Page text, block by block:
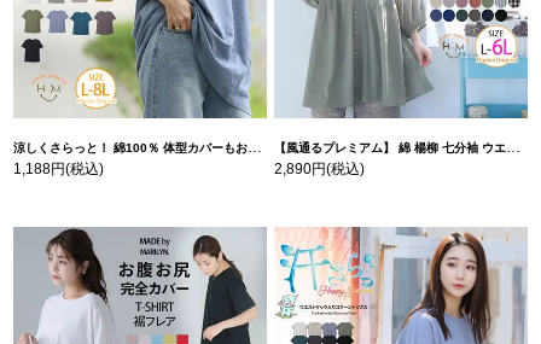
涼しくさらっと！ 綿100％ 体型カバーもお洒落も叶える 風合いコットン ゆるシルエット ドルマン | 大きいサイズの通販ならハッピーマリリン
1,188円(税込)
【風通るプレミアム】 綿 楊柳 七分袖 ウエストギャザー ブラウス | 大きいサイズの通販ならハッピーマリリン
2,890円(税込)